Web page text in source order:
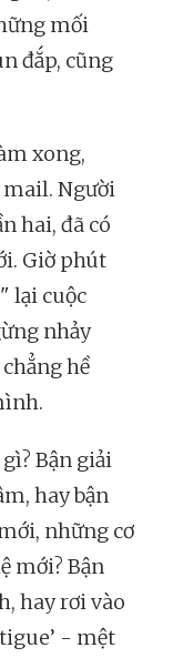
mối
đắp, cũng
xong,
mail. Người
hai, đã có
Giờ phút
lại cuộc
nhảy
hề
Bận giải
hay bận
những cơ
mới? Bận
hay rơi vào
- mệt